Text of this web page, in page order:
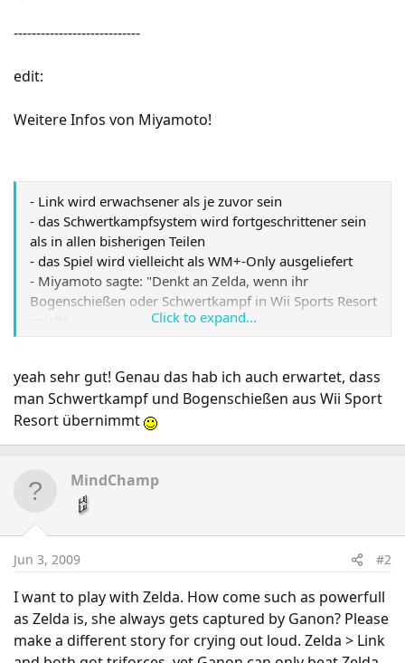
----------------------------
edit:
Weitere Infos von Miyamoto!
- Link wird erwachsener als je zuvor sein
- das Schwertkampfsystem wird fortgeschrittener sein
als in allen bisherigen Teilen
- das Spiel wird vielleicht als WM+-Only ausgeliefert
- Miyamoto sagte: "Denkt an Zelda, wenn ihr
Bogenschießen oder Schwertkampf in Wii Sports Resort
- weiterhin sagte er: "Es gibt viele Menschen, die
wird. Der Versuch herauszufinden, wie man jeden
zufrieden macht, ist etwas, das mich beschäftigen wird"
http://www.consolewars.de/news/25039/infofetzen_zu
Click to expand...
yeah sehr gut! Genau das hab ich auch erwartet, dass
man Schwertkampf und Bogenschießen aus Wii Sport
Resort übernimmt
MindChamp
Jun 3, 2009 #2
I want to play with Zelda. How come such as powerfull
as Zelda is, she always gets captured by Ganon? Please
make a different story for crying out loud. Zelda > Link